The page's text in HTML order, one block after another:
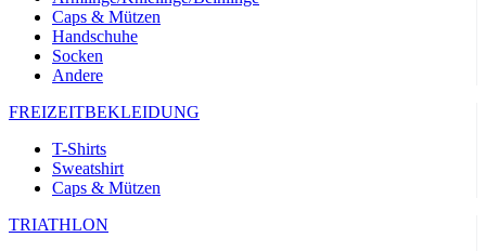
Caps & Mützen
Handschuhe
Socken
Andere
FREIZEITBEKLEIDUNG
T-Shirts
Sweatshirt
Caps & Mützen
TRIATHLON